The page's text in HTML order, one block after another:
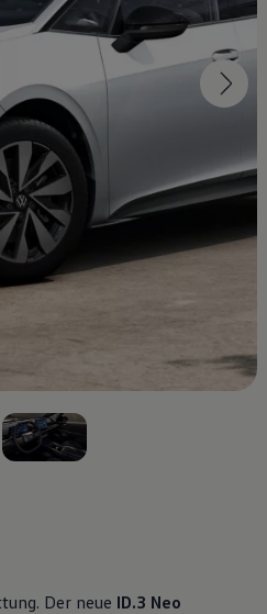
Der neue ID.3 Neo